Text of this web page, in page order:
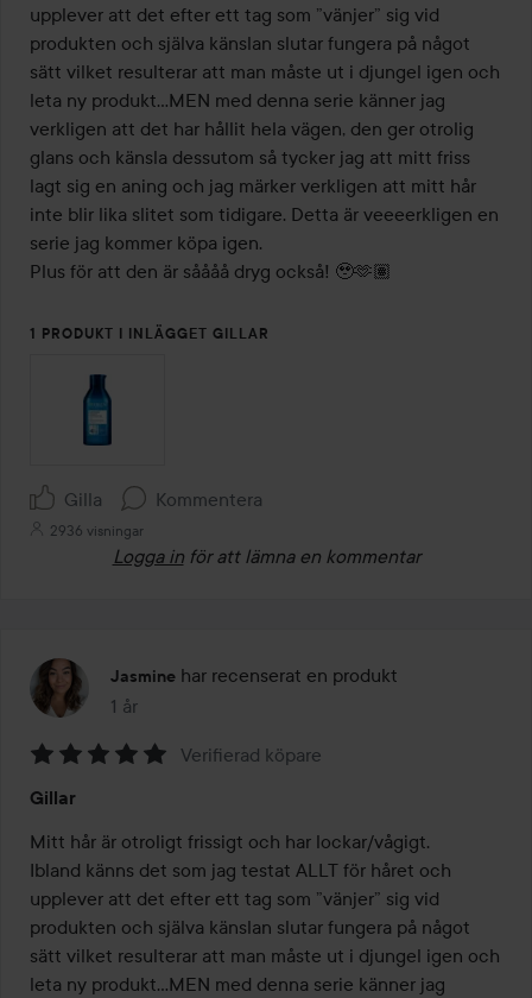
upplever att det efter ett tag som ”vänjer” sig vid
produkten och själva känslan slutar fungera på något
sätt vilket resulterar att man måste ut i djungel igen och
leta ny produkt…MEN med denna serie känner jag
verkligen att det har hållit hela vägen, den ger otrolig
glans och känsla dessutom så tycker jag att mitt friss
lagt sig en aning och jag märker verkligen att mitt hår
inte blir lika slitet som tidigare. Detta är veeeerkligen en
serie jag kommer köpa igen.
Plus för att den är såååå dryg också! 🥹🫶🏽
1 PRODUKT I INLÄGGET GILLAR
Gilla Kommentera
2936 visningar
Logga in för att lämna en kommentar
Jasmine har recenserat en produkt
1 år
Inlägget skapades 1 år
5
av
5
Verifierad köpare
Gillar
Mitt hår är otroligt frissigt och har lockar/vågigt.
Ibland känns det som jag testat ALLT för håret och
upplever att det efter ett tag som ”vänjer” sig vid
produkten och själva känslan slutar fungera på något
sätt vilket resulterar att man måste ut i djungel igen och
leta ny produkt…MEN med denna serie känner jag